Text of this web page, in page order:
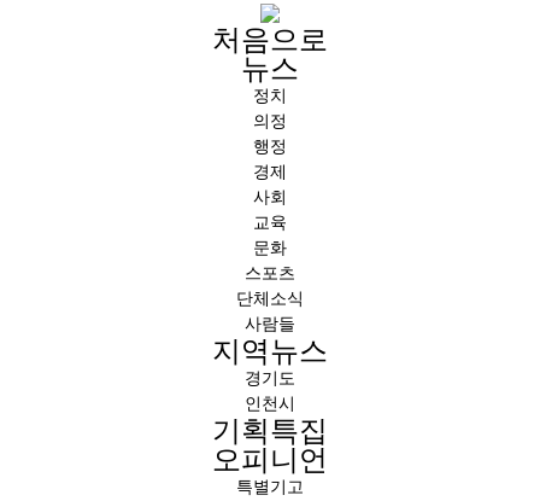
처음으로
뉴스
정치
의정
행정
경제
사회
교육
문화
스포츠
단체소식
사람들
지역뉴스
경기도
인천시
기획특집
오피니언
특별기고